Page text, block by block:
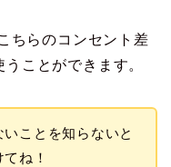
ちらのコンセント差
ことができます。
ことを知らないと
ね！